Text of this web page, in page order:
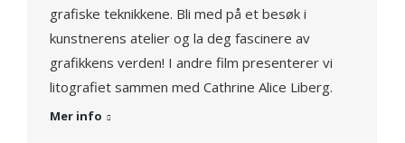
grafiske teknikkene. Bli med på et besøk i
kunstnerens atelier og la deg fascinere av
grafikkens verden! I andre film presenterer vi
litografiet sammen med Cathrine Alice Liberg.
Mer info